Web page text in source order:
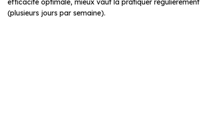
efficacité optimale, mieux vaut la pratiquer régulièrement
(plusieurs jours par semaine).